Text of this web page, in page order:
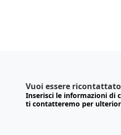
Vuoi essere
Inserisci le informazioni di
ti contatteremo per